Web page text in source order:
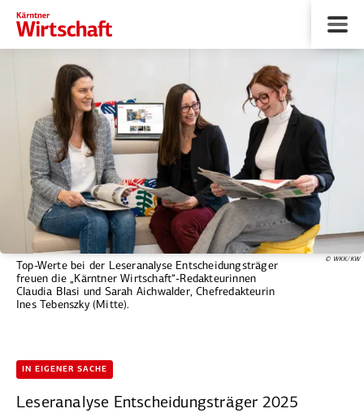
Top-Werte bei der Leseranalyse Entscheidungsträger
freuen die „Kärntner Wirtschaft“-­Redakteurinnen
Claudia Blasi und Sarah Aichwalder, Chefredakteurin
Ines Tebenszky (Mitte).
© WKK/KW
IN EIGENER SACHE
Leseranalyse Entscheidungsträger 2025